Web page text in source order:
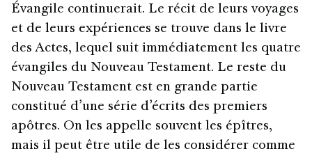
Évangile continuerait. Le récit de leurs voyages
et de leurs expériences se trouve dans le livre
des Actes, lequel suit immédiatement les quatre
évangiles du Nouveau Testament. Le reste du
Nouveau Testament est en grande partie
constitué d’une série d’écrits des premiers
apôtres. On les appelle souvent les épîtres,
mais il peut être utile de les considérer comme